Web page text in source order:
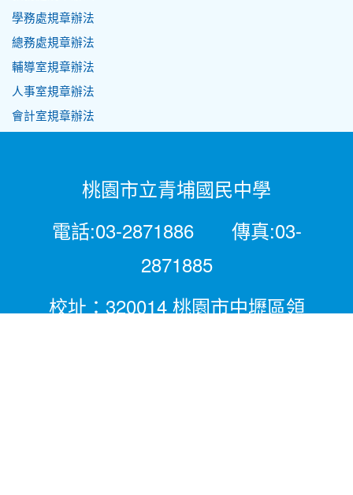
學務處規章辦法
總務處規章辦法
輔導室規章辦法
人事室規章辦法
會計室規章辦法
桃園市立青埔國民中學
電話:03-2871886 傳真:03-
2871885
校址：320014 桃園市中壢區領